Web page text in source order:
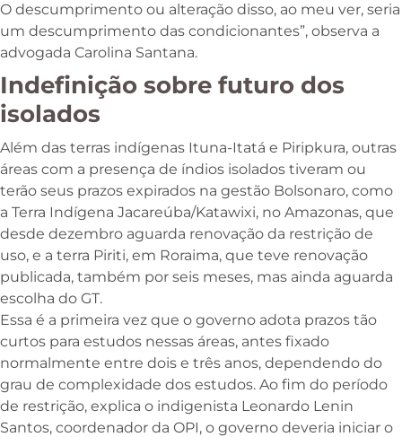
O descumprimento ou alteração disso, ao meu ver, seria
um descumprimento das condicionantes”, observa a
advogada Carolina Santana.
Indefinição sobre futuro dos
isolados
Além das terras indígenas Ituna-Itatá e Piripkura, outras
áreas com a presença de índios isolados tiveram ou
terão seus prazos expirados na gestão Bolsonaro, como
a Terra Indígena Jacareúba/Katawixi, no Amazonas, que
desde dezembro aguarda renovação da restrição de
uso, e a terra Piriti, em Roraima, que teve renovação
publicada, também por seis meses, mas ainda aguarda
escolha do GT.
Essa é a primeira vez que o governo adota prazos tão
curtos para estudos nessas áreas, antes fixado
normalmente entre dois e três anos, dependendo do
grau de complexidade dos estudos. Ao fim do período
de restrição, explica o indigenista Leonardo Lenin
Santos, coordenador da OPI, o governo deveria iniciar o